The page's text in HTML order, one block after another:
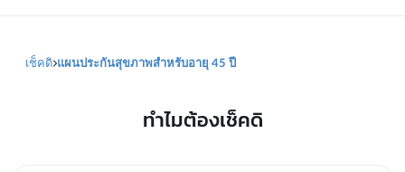
เช็คดิ แผนประกันสุขภาพสำหรับอายุ 45 ปี
ทำไมต้องเช็คดิ